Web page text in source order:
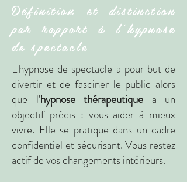
Définition et distinction
par rapport à l'hypnose
de spectacle
L'hypnose de spectacle a pour but de
divertir et de fasciner le public alors
que l'hypnose thérapeutique a un
objectif précis : vous aider à mieux
vivre. Elle se pratique dans un cadre
confidentiel et sécurisant. Vous restez
actif de vos changements intérieurs.